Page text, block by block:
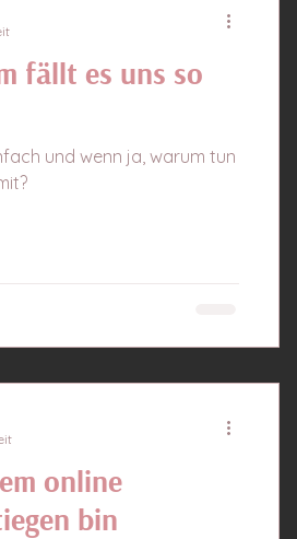
fällt es uns so
und wenn ja, warum tun
online
bin